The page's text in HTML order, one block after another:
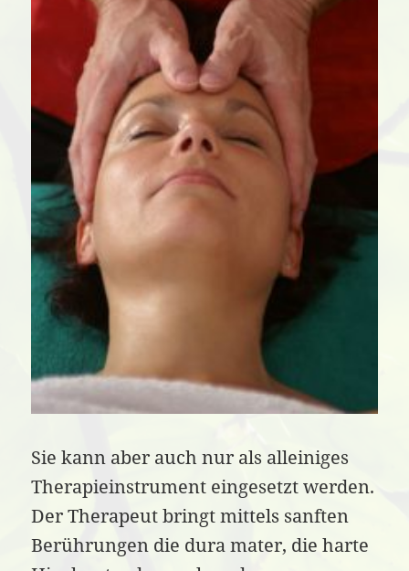
Sie kann aber auch nur als alleiniges
Therapieinstrument eingesetzt werden.
Der Therapeut bringt mittels sanften
Berührungen die dura mater, die harte